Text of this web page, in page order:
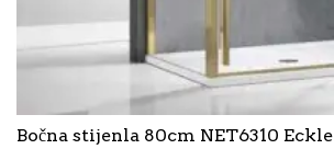
Bočna stijenla 80cm NET6310 Eckle